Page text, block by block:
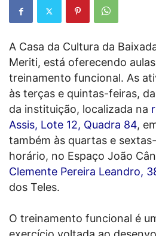
A Casa da Cultura da
Meriti, está oferecendo
treinamento funcional. As
às terças e quintas-feiras,
da instituição, localizada na
Assis, Lote 12, Quadra 84,
também às quartas e
horário, no Espaço João
Clemente Pereira Leandro,
dos Teles.
O treinamento funcional é